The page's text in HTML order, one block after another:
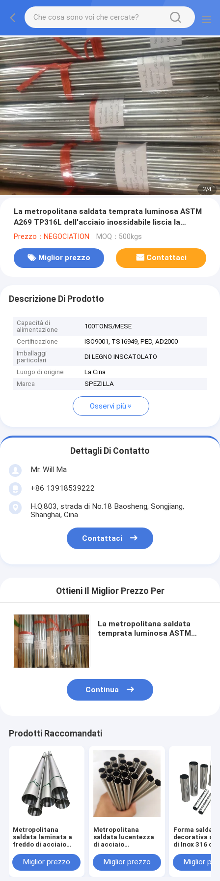
2/4
La metropolitana saldata temprata luminosa ASTM
A269 TP316L dell'acciaio inossidabile liscia la
superficie
Prezzo：NEGOCIATION MOQ：500kgs
Miglior prezzo Contattaci
Descrizione Di Prodotto
Capacità di
alimentazione
100TONS/MESE
Certificazione
ISO9001, TS16949, PED, AD2000
Imballaggi
particolari
DI LEGNO INSCATOLATO
Luogo di origine
La Cina
Marca
SPEZILLA
Osservi più
Dettagli Di Contatto
Mr. Will Ma
+86 13918539222
H.Q.803, strada di No.18 Baosheng, Songjiang,
Shanghai, Cina
Contattaci
Ottieni Il Miglior Prezzo Per
La metropolitana saldata
temprata luminosa ASTM
Continua
Prodotti Raccomandati
Metropolitana
saldata laminata a
freddo di acciaio
lucida tubo 304
Miglior prezzo
Metropolitana
saldata lucentezza
di acciaio
guardie della
finestra decorative
Miglior prezzo
Forma saldata
decorativa di
di Inox 316
acciaio
per il
Miglior